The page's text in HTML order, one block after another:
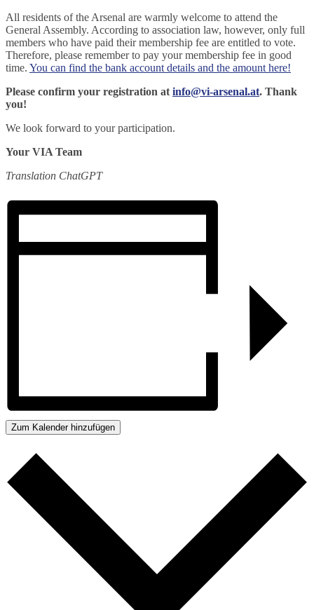
All residents of the Arsenal are warmly welcome to attend the
General Assembly. According to association law, however, only full
members who have paid their membership fee are entitled to vote.
Therefore, please remember to pay your membership fee in good
time. You can find the bank account details and the amount here!
Please confirm your registration at info@vi-arsenal.at. Thank
you!
We look forward to your participation.
Your VIA Team
Translation ChatGPT
Zum Kalender hinzufügen